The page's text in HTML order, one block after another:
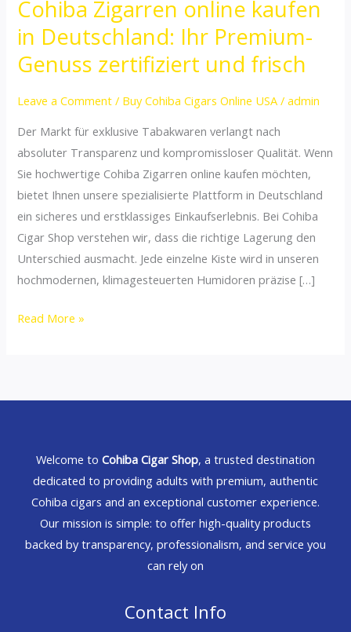
Cohiba Zigarren online kaufen
in Deutschland: Ihr Premium-
Genuss zertifiziert und frisch
Leave a Comment / Buy Cohiba Cigars Online USA /admin
Der Markt für exklusive Tabakwaren verlangt nach
absoluter Transparenz und kompromissloser Qualität. Wenn
Sie hochwertige Cohiba Zigarren online kaufen möchten,
bietet Ihnen unsere spezialisierte Plattform in Deutschland
ein sicheres und erstklassiges Einkaufserlebnis. Bei Cohiba
Cigar Shop verstehen wir, dass die richtige Lagerung den
Unterschied ausmacht. Jede einzelne Kiste wird in unseren
hochmodernen, klimagesteuerten Humidoren präzise […]
Cohiba
Zigarren
online
kaufen
Deutschland:
Ihr
Premium-
Genuss
zertifiziert
und
frisch
Read More »
Welcome to Cohiba Cigar Shop, a trusted destination
dedicated to providing adults with premium, authentic
Cohiba cigars and an exceptional customer experience.
Our mission is simple: to offer high-quality products
backed by transparency, professionalism, and service you
can rely on
Contact Info